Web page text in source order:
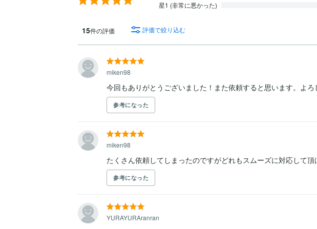
星1 (非常に悪かった)
15件の評価 評価で絞り込む
miken98
今回もありがとうございました！また依頼すると思います。よろ
参考になった
miken98
たくさん依頼してしまったのですがどれもスムーズに対応して
参考になった
YURAYURAranran